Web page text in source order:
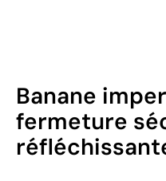
Banane
fermeture